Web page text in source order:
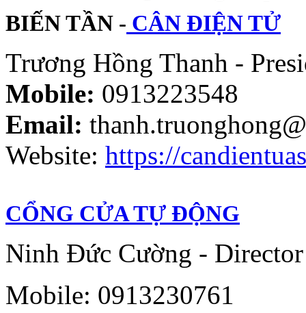
BIẾN TẦN - CÂN ĐIỆN TỬ
Trương Hồng Thanh -
Mobile: 0913223548
Email:
Website: https://
CỔNG CỬA TỰ ĐỘNG
Ninh Đức Cường - Director
Mobile: 0913230761